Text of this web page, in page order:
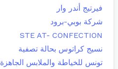
فيرتيج أندر وار
شركة بوبي-برود
STE AT- CONFECTION
نسيج كراتوس بحالة تصفية
تونس للخياطة والملابس الجاهزة